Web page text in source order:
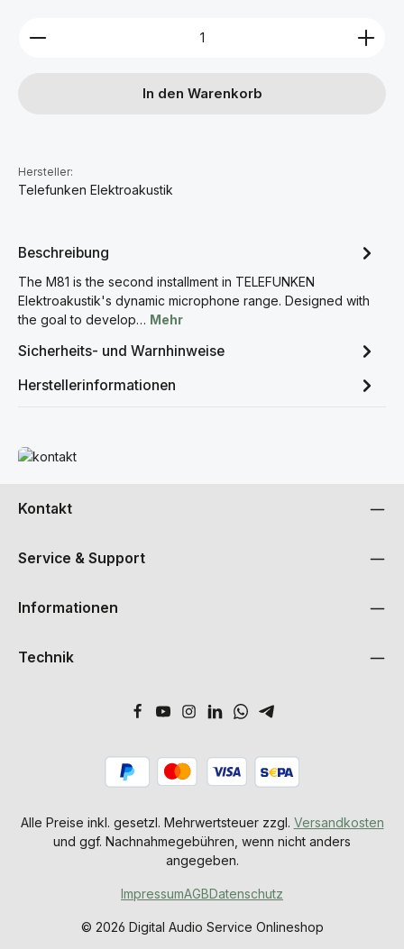
Produkt Anzahl: Gib den gewünschten Wert ein
In den Warenkorb
Hersteller:
Telefunken Elektroakustik
Beschreibung
The M81 is the second installment in TELEFUNKEN
Elektroakustik's dynamic microphone range. Designed with
the goal to develop… Mehr
Sicherheits- und Warnhinweise
Herstellerinformationen
Mehr erfahren
Kontakt
Service & Support
Informationen
Technik
Alle Preise inkl. gesetzl. Mehrwertsteuer zzgl. Versandkosten
und ggf. Nachnahmegebühren, wenn nicht anders
angegeben.
© 2026 Digital Audio Service Onlineshop
ImpressumAGBDatenschutz